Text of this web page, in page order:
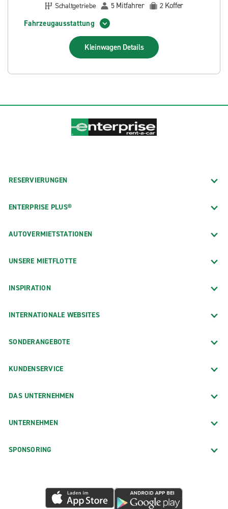
Schaltgetriebe
5 Mitfahrer 2 Koffer
Fahrzeugausstattung
Kleinwagen Details
RESERVIERUNGEN
ENTERPRISE PLUS®
AUTOVERMIETSTATIONEN
UNSERE MIETFLOTTE
INSPIRATION
INTERNATIONALE WEBSITES
SONDERANGEBOTE
KUNDENSERVICE
DAS UNTERNEHMEN
UNTERNEHMEN
SPONSORING